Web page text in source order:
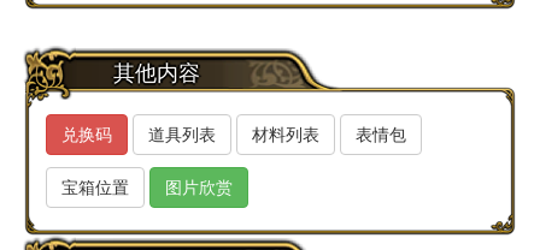
其他内容
兑换码 道具列表 材料列表 表情包
宝箱位置 图片欣赏